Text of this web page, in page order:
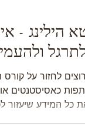
הילינג -
לחזור על קורס
כאסיסטנטים
כל המידע שיעזור